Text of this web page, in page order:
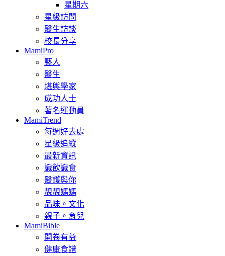
星期六
星級訪問
醫生訪談
校長分享
MamiPro
藝人
醫生
堪輿學家
成功人士
著名運動員
MamiTrend
每週好去處
星級追縱
最新資訊
識飲識食
醫護與你
靚靚媽媽
品味。文化
親子。育兒
MamiBible
開卷有益
健康食譜